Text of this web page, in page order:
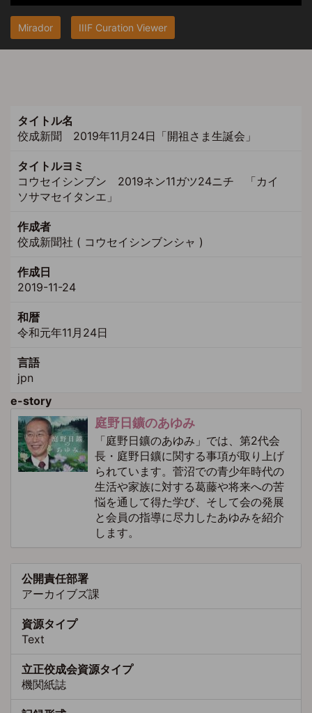
Mirador IIIF Curation Viewer
タイトル名
佼成新聞 2019年11月24日「開祖さま生誕会」
タイトルヨミ
コウセイシンブン 2019ネン11ガツ24ニチ 「カイ
ソサマセイタンエ」
作成者
佼成新聞社 ( コウセイシンブンシャ )
作成日
2019-11-24
和暦
令和元年11月24日
言語
jpn
e-story
庭野日鑛のあゆみ
「庭野日鑛のあゆみ」では、第2代会
長・庭野日鑛に関する事項が取り上げ
られています。菅沼での青少年時代の
生活や家族に対する葛藤や将来への苦
悩を通して得た学び、そして会の発展
と会員の指導に尽力したあゆみを紹介
します。
公開責任部署
アーカイブズ課
資源タイプ
Text
立正佼成会資源タイプ
機関紙誌